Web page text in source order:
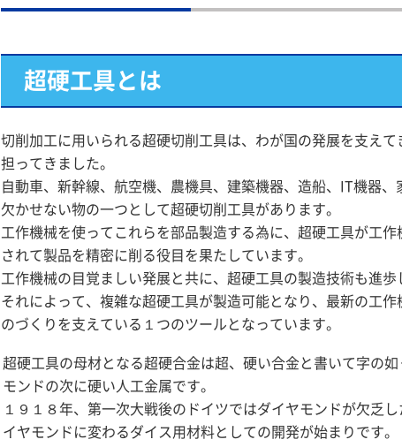
超硬工具とは
切削加工に用いられる超硬切削工具は、わが国の発展を支え
担ってきました。
自動車、新幹線、航空機、農機具、建築機器、造船、IT機器
欠かせない物の一つとして超硬切削工具があります。
工作機械を使ってこれらを部品製造する為に、超硬工具が工
されて製品を精密に削る役目を果たしています。
工作機械の目覚ましい発展と共に、超硬工具の製造技術も進歩
それによって、複雑な超硬工具が製造可能となり、最新の工
のづくりを支えている１つのツールとなっています。
超硬工具の母材となる超硬合金は超、硬い合金と書いて字の
モンドの次に硬い人工金属です。
１９１８年、第一次大戦後のドイツではダイヤモンドが欠乏
イヤモンドに変わるダイス用材料としての開発が始まりです。